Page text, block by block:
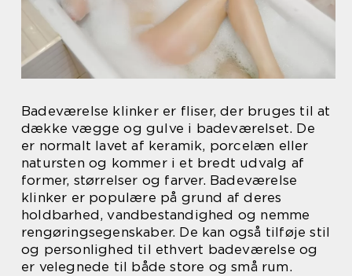
Badeværelse klinker er fliser, der bruges til at
dække vægge og gulve i badeværelset. De
er normalt lavet af keramik, porcelæn eller
natursten og kommer i et bredt udvalg af
former, størrelser og farver. Badeværelse
klinker er populære på grund af deres
holdbarhed, vandbestandighed og nemme
rengøringsegenskaber. De kan også tilføje stil
og personlighed til ethvert badeværelse og
er velegnede til både store og små rum.